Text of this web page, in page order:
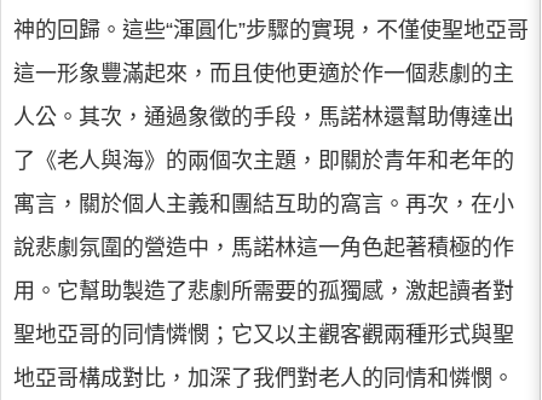
神的回歸。這些“渾圓化”步驟的實現，不僅使聖地亞哥
這一形象豐滿起來，而且使他更適於作一個悲劇的主
人公。其次，通過象徵的手段，馬諾林還幫助傳達出
了《老人與海》的兩個次主題，即關於青年和老年的
寓言，關於個人主義和團結互助的窩言。再次，在小
說悲劇氛圍的營造中，馬諾林這一角色起著積極的作
用。它幫助製造了悲劇所需要的孤獨感，激起讀者對
聖地亞哥的同情憐憫；它又以主觀客觀兩種形式與聖
地亞哥構成對比，加深了我們對老人的同情和憐憫。